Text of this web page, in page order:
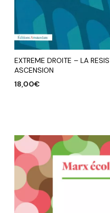
EXTREME DROITE – LA
ASCENSION
18,00€